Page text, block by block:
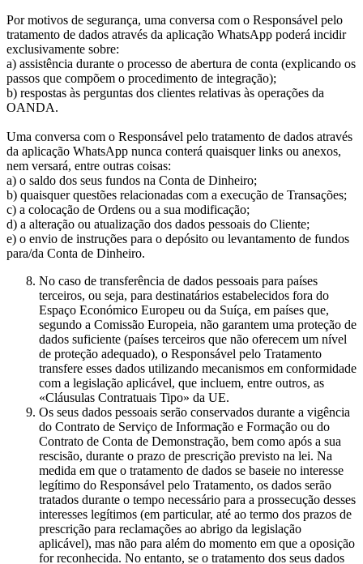
Por motivos de segurança, uma conversa com o Responsável pelo
tratamento de dados através da aplicação WhatsApp poderá incidir
exclusivamente sobre:
a) assistência durante o processo de abertura de conta (explicando os
passos que compõem o procedimento de integração);
b) respostas às perguntas dos clientes relativas às operações da
OANDA.
Uma conversa com o Responsável pelo tratamento de dados através
da aplicação WhatsApp nunca conterá quaisquer links ou anexos,
nem versará, entre outras coisas:
a) o saldo dos seus fundos na Conta de Dinheiro;
b) quaisquer questões relacionadas com a execução de Transações;
c) a colocação de Ordens ou a sua modificação;
d) a alteração ou atualização dos dados pessoais do Cliente;
e) o envio de instruções para o depósito ou levantamento de fundos
para/da Conta de Dinheiro.
No caso de transferência de dados pessoais para países
terceiros, ou seja, para destinatários estabelecidos fora do
Espaço Económico Europeu ou da Suíça, em países que,
segundo a Comissão Europeia, não garantem uma proteção de
dados suficiente (países terceiros que não oferecem um nível
de proteção adequado), o Responsável pelo Tratamento
transfere esses dados utilizando mecanismos em conformidade
com a legislação aplicável, que incluem, entre outros, as
«Cláusulas Contratuais Tipo» da UE.
Os seus dados pessoais serão conservados durante a vigência
do Contrato de Serviço de Informação e Formação ou do
Contrato de Conta de Demonstração, bem como após a sua
rescisão, durante o prazo de prescrição previsto na lei. Na
medida em que o tratamento de dados se baseie no interesse
legítimo do Responsável pelo Tratamento, os dados serão
tratados durante o tempo necessário para a prossecução desses
interesses legítimos (em particular, até ao termo dos prazos de
prescrição para reclamações ao abrigo da legislação
aplicável), mas não para além do momento em que a oposição
for reconhecida. No entanto, se o tratamento dos seus dados